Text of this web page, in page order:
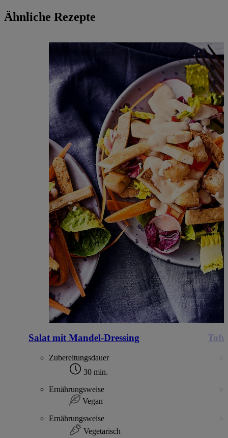
Ähnliche Rezepte
Salat mit Mandel-Dressing
Zubereitungsdauer
30 min.
Ernährungsweise
Vegan
Ernährungsweise
Vegetarisch